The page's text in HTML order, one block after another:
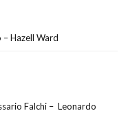
– Hazell Ward
Falchi – Leonardo